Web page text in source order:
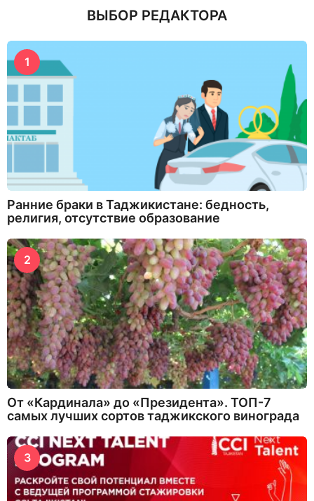
ВЫБОР РЕДАКТОРА
1
Ранние браки в Таджикистане: бедность,
религия, отсутствие образование
2
От «Кардинала» до «Президента». ТОП-7
самых лучших сортов таджикского винограда
3